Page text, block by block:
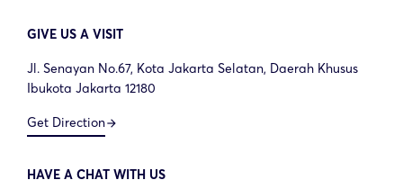
GIVE US A VISIT
Jl. Senayan No.67, Kota Jakarta Selatan, Daerah Khusus
Ibukota Jakarta 12180
Get Directionarrow_forward
HAVE A CHAT WITH US